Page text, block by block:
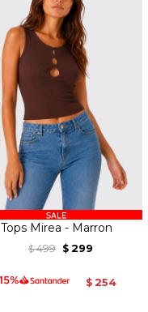
Tops Mirea - Marron
$ 499 $ 299
$ 254